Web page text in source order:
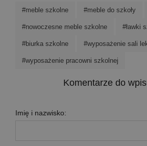
#meble szkolne #meble do szkoły
#nowoczesne meble szkolne #ławki
#biurka szkolne #wyposażenie sali
#wyposażenie pracowni szkolnej
Komentarze do
Imię i nazwisko: